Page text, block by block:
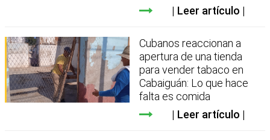
Leer artículo
Cubanos reaccionan a
apertura de una tienda
para vender tabaco en
Cabaiguán: Lo que hace
falta es comida
Leer artículo